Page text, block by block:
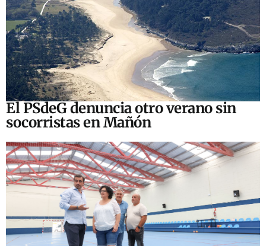
El PSdeG denuncia otro verano sin
socorristas en Mañón